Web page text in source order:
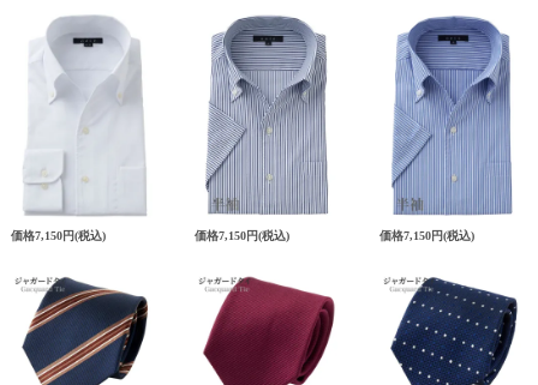
価格7,150円(税込) 価格7,150円(税込) 価格7,150円(税込)